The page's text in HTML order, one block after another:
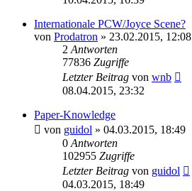
Internationale PCW/Joyce Scene?
von Prodatron » 23.02.2015, 12:08
2 Antworten
77836 Zugriffe
Letzter Beitrag von wnb
08.04.2015, 23:32
Paper-Knowledge
von guidol » 04.03.2015, 18:49
0 Antworten
102955 Zugriffe
Letzter Beitrag von guidol
04.03.2015, 18:49